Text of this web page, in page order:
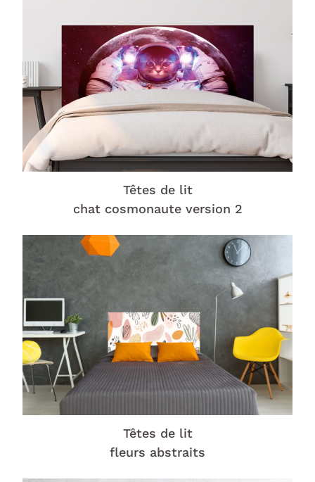
Têtes de lit
chat cosmonaute version 2
Têtes de lit
fleurs abstraits